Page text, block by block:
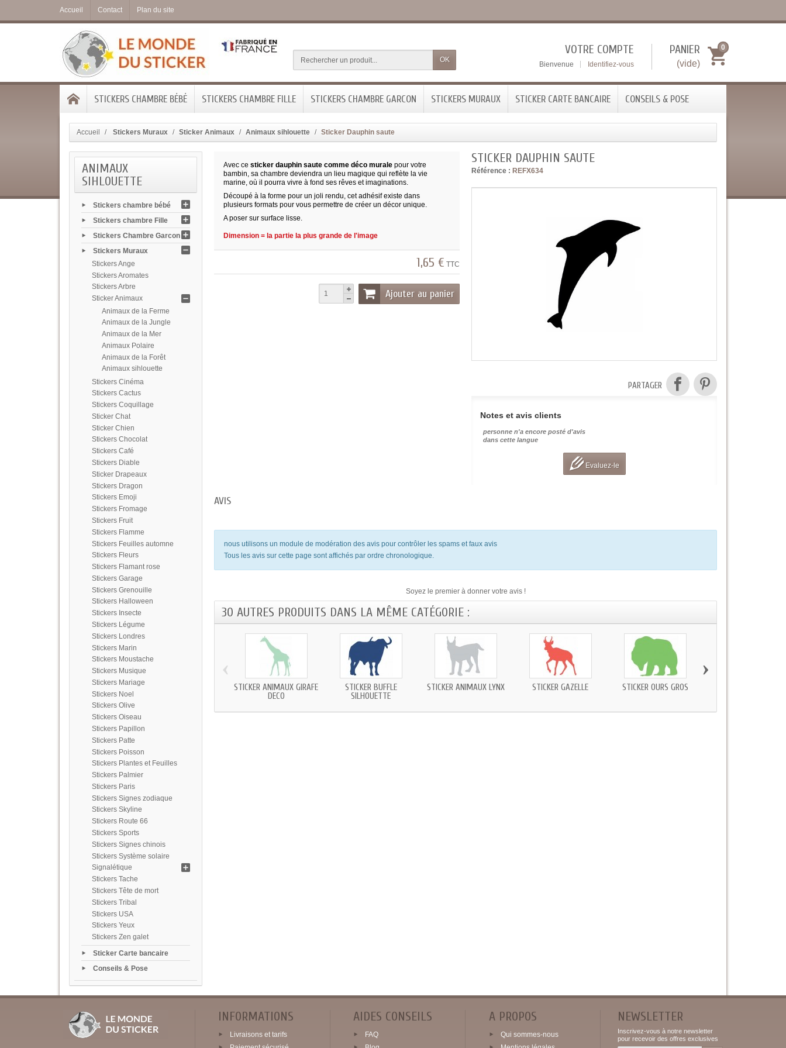
Accueil Contact Plan du site
OK
PANIER
(vide)
0
VOTRE COMPTE
Bienvenue Identifiez-vous
STICKERS CHAMBRE BÉBÉ STICKERS CHAMBRE FILLE STICKERS CHAMBRE GARCON STICKERS MURAUX STICKER CARTE BANCAIRE CONSEILS & POSE
Accueil Stickers Muraux Sticker Animaux Animaux sihlouette Sticker Dauphin saute
ANIMAUX
SIHLOUETTE
Stickers chambre bébé
Stickers chambre Fille
Stickers Chambre Garcon
Stickers Muraux
Stickers Ange
Stickers Aromates
Stickers Arbre
Sticker Animaux
Animaux de la Ferme
Animaux de la Jungle
Animaux de la Mer
Animaux Polaire
Animaux de la Forêt
Animaux sihlouette
Stickers Cinéma
Stickers Cactus
Stickers Coquillage
Sticker Chat
Sticker Chien
Stickers Chocolat
Stickers Café
Stickers Diable
Sticker Drapeaux
Stickers Dragon
Stickers Emoji
Stickers Fromage
Stickers Fruit
Stickers Flamme
Stickers Feuilles automne
Stickers Fleurs
Stickers Flamant rose
Stickers Garage
Stickers Grenouille
Stickers Halloween
Stickers Insecte
Stickers Légume
Stickers Londres
Stickers Marin
Stickers Moustache
Stickers Musique
Stickers Mariage
Stickers Noel
Stickers Olive
Stickers Oiseau
Stickers Papillon
Stickers Patte
Stickers Poisson
Stickers Plantes et Feuilles
Stickers Palmier
Stickers Paris
Stickers Signes zodiaque
Stickers Skyline
Stickers Route 66
Stickers Sports
Stickers Signes chinois
Stickers Système solaire
Signalétique
Stickers Tache
Stickers Tête de mort
Stickers Tribal
Stickers USA
Stickers Yeux
Stickers Zen galet
Sticker Carte bancaire
Conseils & Pose
STICKER DAUPHIN SAUTE
Référence : REFX634
PARTAGER
Notes et avis clients
personne n'a encore posté d'avis
dans cette langue
Evaluez-le
Avec cesticker dauphin saute comme déco murale pour votre
bambin, sa chambre deviendra un lieu magique qui reflète la vie
marine, où il pourra vivre à fond ses rêves et imaginations.
Découpé à la forme pour un joli rendu, cet adhésif existe dans
plusieurs formats pour vous permettre de créer un décor unique.
A poser sur surface lisse.
Dimension = la partie la plus grande de l'image
1,65 € TTC
Ajouter au panier
AVIS
nous utilisons un module de modération des avis pour contrôler les spams et faux avis
Tous les avis sur cette page sont affichés par ordre chronologique.
Soyez le premier à donner votre avis !
30 AUTRES PRODUITS DANS LA MÊME CATÉGORIE :
STICKER ANIMAUX GIRAFE
DECO
STICKER BUFFLE
SILHOUETTE
STICKER ANIMAUX LYNX STICKER GAZELLE STICKER OURS GROS
‹ ›
INFORMATIONS
Livraisons et tarifs
AIDES CONSEILS
FAQ
A PROPOS
Qui sommes-nous
NEWSLETTER
Inscrivez-vous à notre newsletter
pour recevoir des offres exclusives